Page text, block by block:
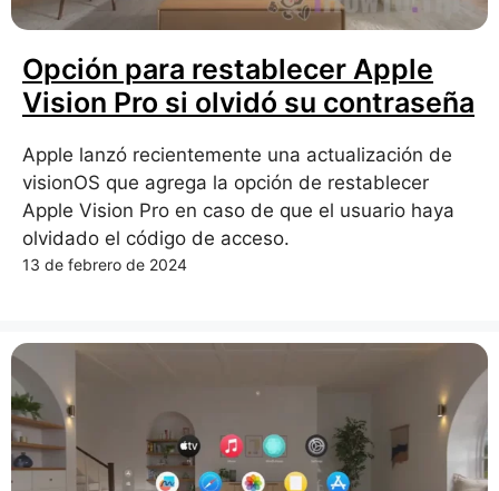
Opción para restablecer Apple
Vision Pro si olvidó su contraseña
Apple lanzó recientemente una actualización de
visionOS que agrega la opción de restablecer
Apple Vision Pro en caso de que el usuario haya
olvidado el código de acceso.
13 de febrero de 2024